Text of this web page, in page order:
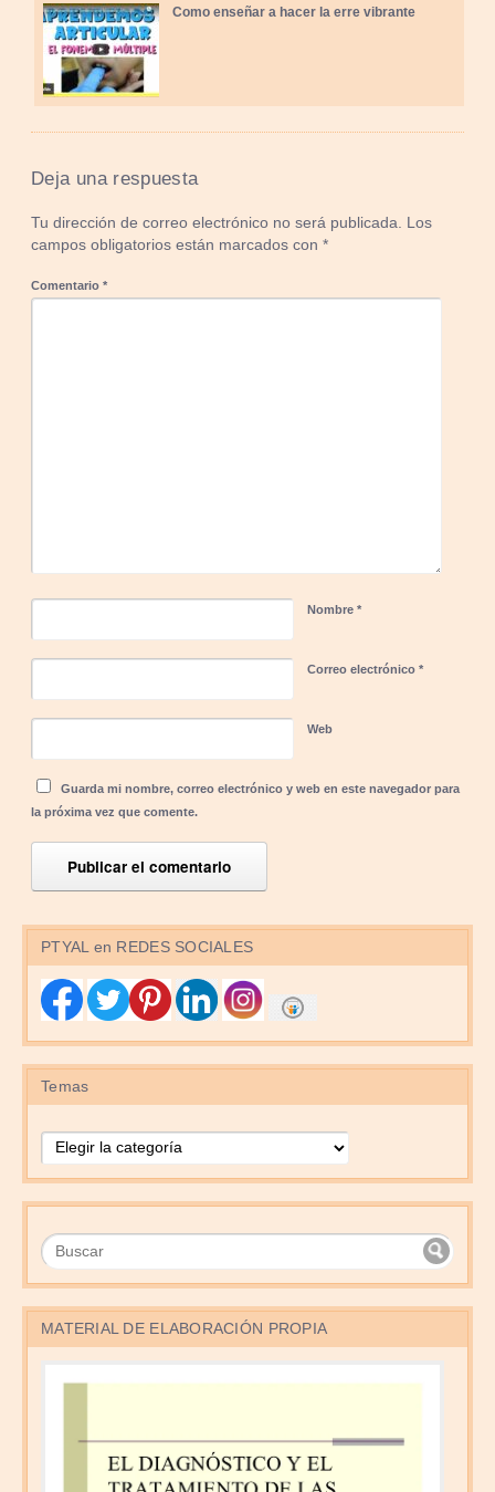
Como enseñar a hacer la erre vibrante
Deja una respuesta
Tu dirección de correo electrónico no será publicada.
Los
campos obligatorios están marcados con*
Comentario*
Nombre*
Correo electrónico*
Web
Guarda mi nombre, correo electrónico y web en este navegador para
la próxima vez que comente.
PTYAL en REDES SOCIALES
Temas
MATERIAL DE ELABORACIÓN PROPIA